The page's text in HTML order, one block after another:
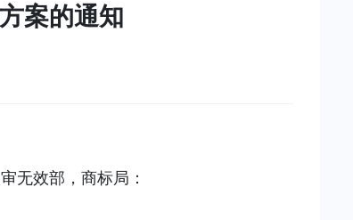
案的通知
无效部，商标局：